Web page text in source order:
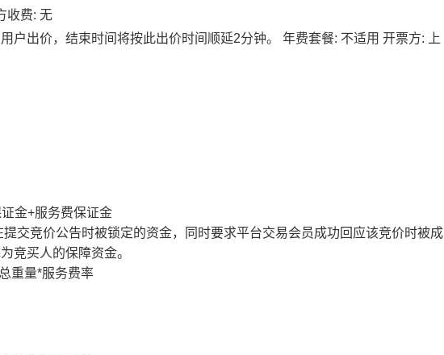
收费: 无
户出价，结束时间将按此出价时间顺延2分钟。 年费套餐: 不适用 开票方: 上
金+服务费保证金
交竞价公告时被锁定的资金，同时要求平台交易会员成功回应该竞价时被成
竞买人的保障资金。
重量*服务费率